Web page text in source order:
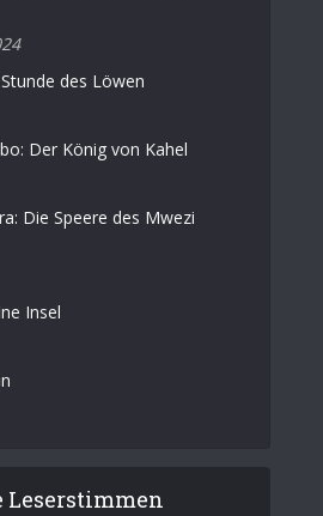
des Löwen
Der König von Kahel
Die Speere des Mwezi
Insel
Leserstimmen